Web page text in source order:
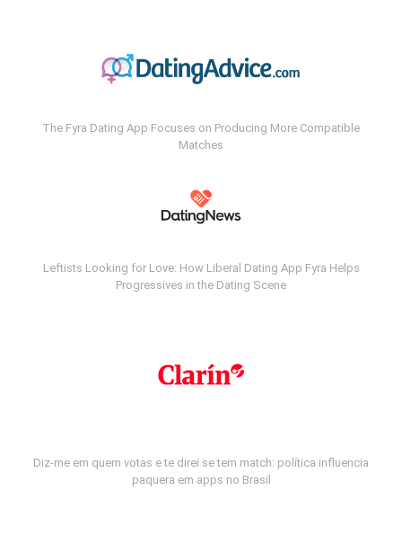
The Fyra Dating App Focuses on Producing More Compatible
Matches
Leftists Looking for Love: How Liberal Dating App Fyra Helps
Progressives in the Dating Scene
Diz-me em quem votas e te direi se tem match: política influencia
paquera em apps no Brasil